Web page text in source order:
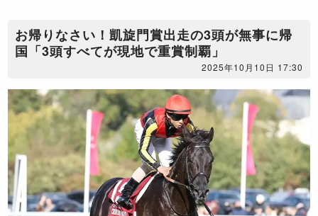
お帰りなさい！凱旋門賞出走の3頭が無事に帰
国「3頭すべてが現地で重賞制覇」
2025年10月10日 17:30